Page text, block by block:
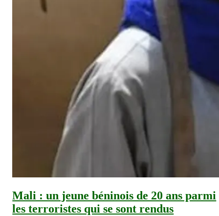
Mali : un jeune béninois de 20 ans parmi
les terroristes qui se sont rendus